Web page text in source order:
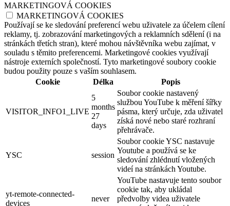
MARKETINGOVÁ COOKIES
MARKETINGOVÁ COOKIES
Používají se ke sledování preferencí webu uživatele za účelem cílení
reklamy, tj. zobrazování marketingových a reklamních sdělení (i na
stránkách třetích stran), které mohou návštěvníka webu zajímat, v
souladu s těmito preferencemi. Marketingové cookies využívají
nástroje externích společností. Tyto marketingové soubory cookie
budou použity pouze s vaším souhlasem.
Cookie
Délka Popis
VISITOR_INFO1_LIVE
5
months
27
days
Soubor cookie nastavený
službou YouTube k měření šířky
pásma, který určuje, zda uživatel
získá nové nebo staré rozhraní
přehrávače.
YSC session
Soubor cookie YSC nastavuje
Youtube a používá se ke
sledování zhlédnutí vložených
videí na stránkách Youtube.
yt-remote-connected-
devices
never
YouTube nastavuje tento soubor
cookie tak, aby ukládal
předvolby videa uživatele